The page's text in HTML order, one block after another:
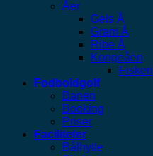
Åer
Gels Å
Gram Å
Ribe Å
Kongeåen
Fiskeri
Fodboldgolf
Banen
Booking
Priser
Faciliteter
Bålhytte